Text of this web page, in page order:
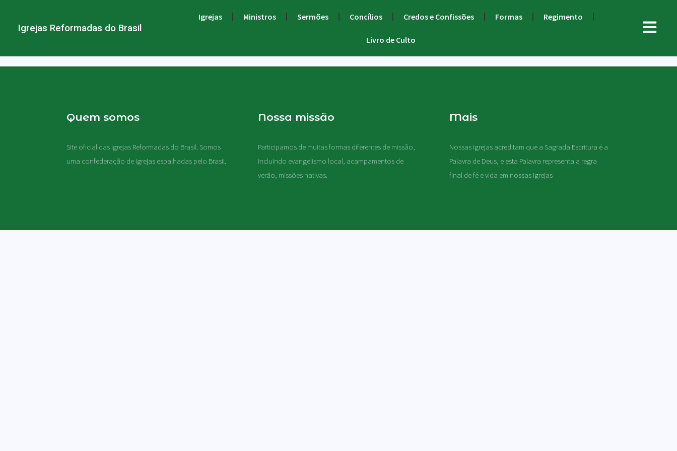
Igrejas Reformadas do Brasil
Igrejas Ministros Sermões Concílios Credos e Confissões Formas Regimento
Livro de Culto
Quem somos
Site oficial das Igrejas Reformadas do Brasil. Somos
uma confederação de igrejas espalhadas pelo Brasil.
Nossa missão
Participamos de muitas formas diferentes de missão,
incluindo evangelismo local, acampamentos de
verão, missões nativas.
Mais
Nossas igrejas acreditam que a Sagrada Escritura é a
Palavra de Deus, e esta Palavra representa a regra
final de fé e vida em nossas igrejas